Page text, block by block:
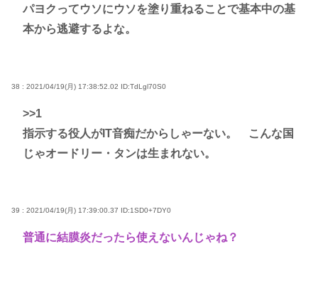
パヨクってウソにウソを塗り重ねることで基本中の基
本から逃避するよな。
38 : 2021/04/19(月) 17:38:52.02 ID:TdLgl70S0
>>1
指示する役人がIT音痴だからしゃーない。 こんな国
じゃオードリー・タンは生まれない。
39 : 2021/04/19(月) 17:39:00.37 ID:1SD0+7DY0
普通に結膜炎だったら使えないんじゃね？